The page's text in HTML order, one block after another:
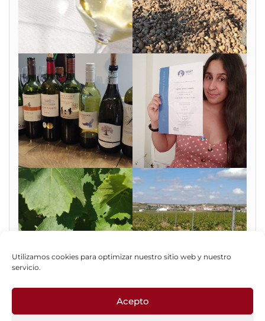
Utilizamos cookies para optimizar nuestro sitio web y nuestro
servicio.
Acepto